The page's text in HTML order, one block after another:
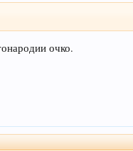
очко.